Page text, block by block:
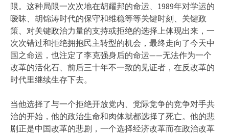
限。这种局限一次次地在胡耀邦的命运、1989年对学运的
暧昧、胡锦涛时代的保守和维稳等等关键时刻、关键政
策、对关键政治力量的支持或拒绝的选择上体现出来，一
次次错过和拒绝拥抱民主转型的机会，最终走向了今天中
国之命运，也注定了李克强身后的命运——无法作为一个
改革的活化石、前后三十年不一致的见证者，在反改革的
时代里继续生存下去。
当他选择了与一个拒绝开放党内、党际竞争的竞争对手共
治的开始，他的政治生命和肉体就都选择了死亡。他的悲
剧正是中国改革的悲剧，一个选择经济改革而在政治改革